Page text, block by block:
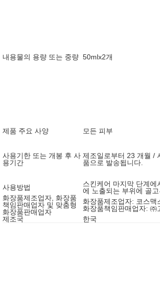
내용물의 용량 또는 중량 50mlx2개
제품 주요 사양
모든 피부
사용기한 또는 개봉 후 사
용기간
제조일로부터 23 개월 /
품으로 발송됩니다.
사용방법
스킨케어 마지막 단계에
에 노출되는 부위에 골
화장품제조업자, 화장품
책임판매업자 및 맞춤형
화장품판매업자
화장품제조업자: 코스맥
화장품책임판매업자: ㈜
제조국
한국